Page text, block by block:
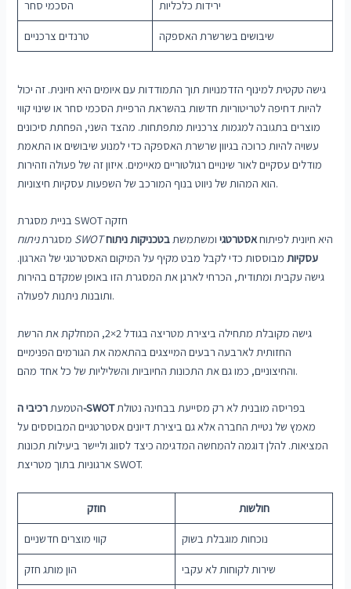
הסכמי סחר ירידות כלכליות
טרנדים צרכניים שיבושים בשרשרת האספקה
גישה טקטית למינוף הזדמנויות תוך התמודדות עם איומים היא חיונית. זה יכול
להיות דחיפה לטריטוריות חדשות בהשראת הרפיית הסכמי סחר או שינוי קווי
מוצרים בתגובה למגמות צרכניות מתפתחות. מהצד השני, הפחתת סיכונים
עשויה להיות כרוכה בגיוון שרשרת האספקה ​​כדי למנוע שיבושים או התאמת
מודלים עסקיים לאור שינויים רגולטוריים מאיימים. איזון זה של פעולה וזהירות
הוא המהות של ניווט בנוף המורכב של השפעות עסקיות חיצוניות.
בניית מסגרת SWOT חזקה
מסגרת ניתוח SWOT היא חיונית לפיתוחאסטרטגיומשתמשתבטכניקות ניתוח
עסקיותמבוססות כדי לקבל מבט מקיף על המיקום האסטרטגי של הארגון.
גישה עקבית ומתודית, הכרחי לארגן את המסגרת הזו באופן שמקדם בהירות
ותובנות ניתנות לפעולה.
גישה מקובלת מתחילה ביצירת מטריצה ​​בגודל 2×2, המחלקת את הרשת
החזותית לארבעה רבעים המייצגים בהתאמה את הגורמים הפנימיים
והחיצוניים, כמו גם את התכונות החיוביות והשליליות של כל אחד מהם.
הטמעתרכיבי ה-SWOTבפריסה מובנית לא רק מסייעת בבחינה נטולת
מאמץ של נטיית החברה אלא גם ביצירת דיונים אסטרטגיים המבוססים על
המציאות. להלן דוגמה להמחשה המדגימה כיצד לסווג וליישר ביעילות תכונות
ארגוניות בתוך מטריצת SWOT.
חוזק חולשות
קווי מוצרים חדשניים נוכחות מוגבלת בשוק
הון מותג חזק שירות לקוחות לא עקבי